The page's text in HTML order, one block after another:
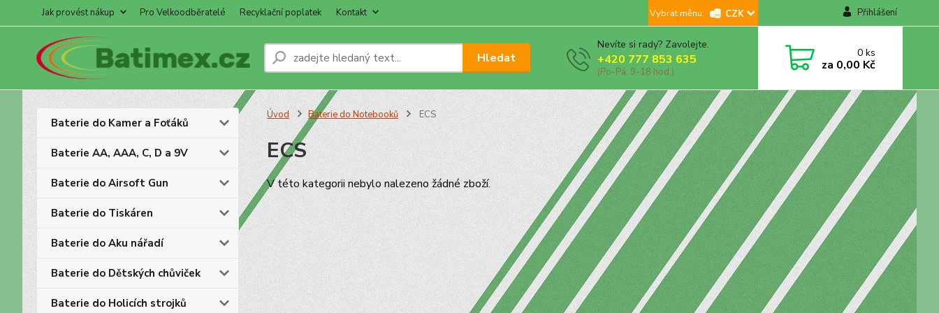
Jak provést nákup Pro Velkoodběratelé Recyklační poplatek Kontakt CZK Přihlášení
Hledat
Nevíte si rady? Zavolejte.
+420 777 853 635
(Po-Pá, 9-18 hod.)
0ks
za 0,00 Kč
Baterie do Kamer a Foťáků
Baterie AA, AAA, C, D a 9V
Baterie do Airsoft Gun
Baterie do Tiskáren
Baterie do Aku nářadí
Baterie do Dětských chůviček
Baterie do Holicích strojků
Úvod Baterie do Notebooků ECS
ECS
V této kategorii nebylo nalezeno žádné zboží.